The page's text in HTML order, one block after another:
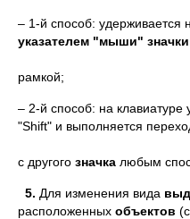
– 1-й способ: удерживается
указателем "мыши" значки
рамкой;
– 2-й способ: на
"Shift" и выполняется
с другого значка любым
5. Для изменения вида
расположенных объектов